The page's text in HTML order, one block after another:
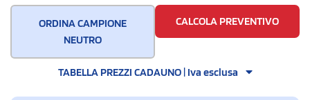
60
ORDINA CAMPIONE
NEUTRO
CALCOLA PREVENTIVO
TABELLA PREZZI CADAUNO | Iva esclusa